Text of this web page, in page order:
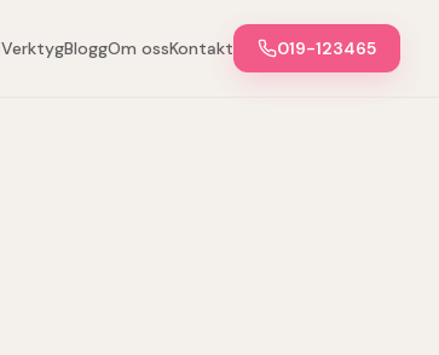
VerktygBloggOm ossKontakt 019-123465